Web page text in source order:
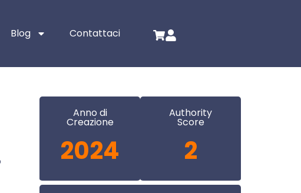
Blog Contattaci
Anno di
Creazione
2024
Authority
Score
2